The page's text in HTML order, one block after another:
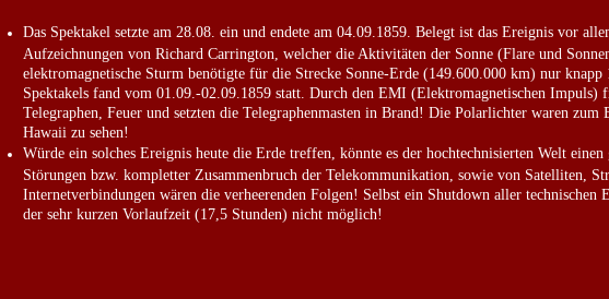
Das Spektakel setzte am 28.08. ein und endete am 04.09.1859. Belegt ist das Ereignis vor
Aufzeichnungen von Richard Carrington, welcher die Aktivitäten der Sonne (Flare und
elektromagnetische Sturm benötigte für die Strecke Sonne-Erde (149.600.000 km) nur knapp
Spektakels fand vom 01.09.-02.09.1859 statt. Durch den EMI (Elektromagnetischen Impuls)
Telegraphen, Feuer und setzten die Telegraphenmasten in Brand! Die Polarlichter waren
Hawaii zu sehen!
Würde ein solches Ereignis heute die Erde treffen, könnte es der hochtechnisierten Welt einen
Störungen bzw. kompletter Zusammenbruch der Telekommunikation, sowie von Satelliten,
Internetverbindungen wären die verheerenden Folgen! Selbst ein Shutdown aller technischen
der sehr kurzen Vorlaufzeit (17,5 Stunden) nicht möglich!